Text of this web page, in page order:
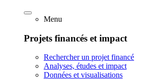
Menu
Projets financés et impact
Rechercher un projet financé
Analyses, études et impact
Données et visualisations